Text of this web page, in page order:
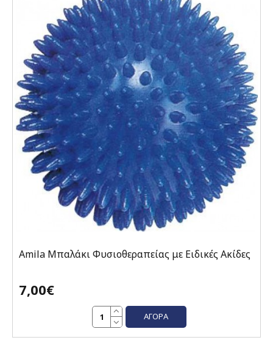
Amila Μπαλάκι Φυσιοθεραπείας με Ειδικές Ακίδες
7,00€
ΑΓΟΡΆ